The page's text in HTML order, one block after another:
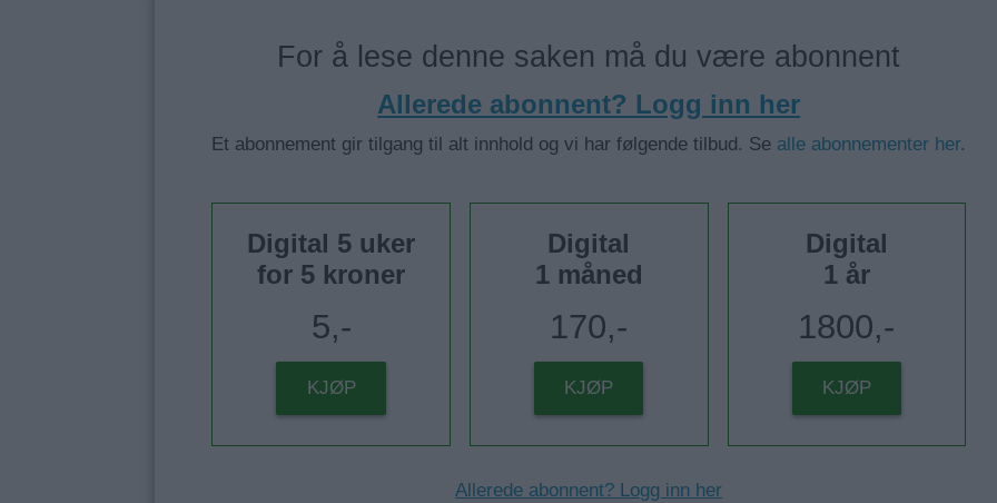
For å lese denne saken må du være abonnent
Allerede abonnent? Logg inn her
Et abonnement gir tilgang til alt innhold og vi har følgende tilbud. Se alle abonnementer her.
Digital 5 uker
for 5 kroner
5,-
KJØP
Digital
1 måned
170,-
KJØP
Digital
1 år
1800,-
KJØP
Allerede abonnent? Logg inn her